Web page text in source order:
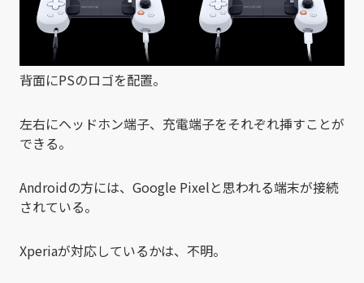
背面にPSのロゴを配置。
左右にヘッドホン端子、充電端子をそれぞれ挿すことが
できる。
Androidの方には、Google Pixelと思われる端末が接続
されている。
Xperiaが対応しているかは、不明。